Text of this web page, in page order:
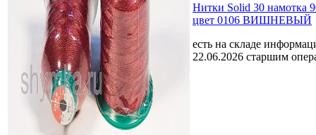
Нитки Solid 30 намотка
цвет 0106 ВИШНЕВЫЙ
есть на складе
22.06.2026 старшим